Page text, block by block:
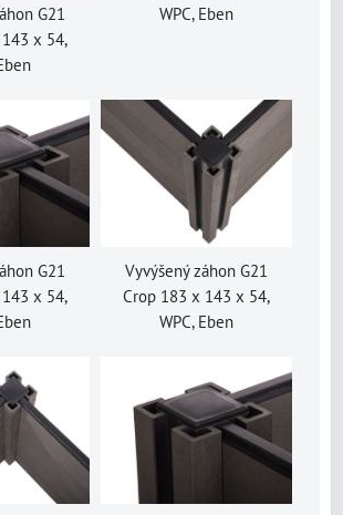
G21
x 54,
WPC, Eben
G21
x 54,
Vyvýšený záhon G21
Crop 183 x 143 x 54,
WPC, Eben